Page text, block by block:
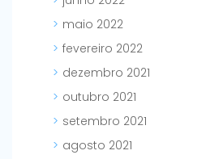
maio 2022
fevereiro 2022
dezembro 2021
outubro 2021
setembro 2021
agosto 2021